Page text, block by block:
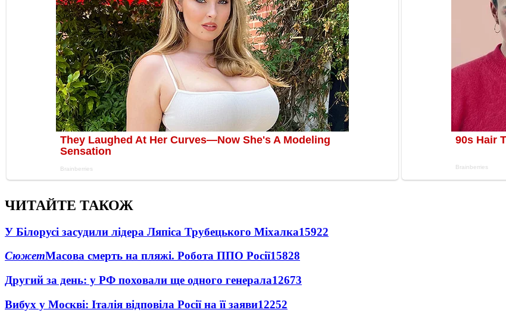
ЧИТАЙТЕ ТАКОЖ
У Білорусі засудили лідера Ляпіса Трубецького Міхалка15922
СюжетМасова смерть на пляжі. Робота ППО Росії15828
Другий за день: у РФ поховали ще одного генерала12673
Вибух у Москві: Італія відповіла Росії на її заяви12252